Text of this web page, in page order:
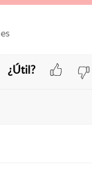
¿Útil?